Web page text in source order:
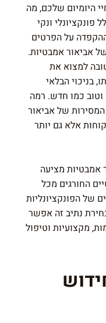
היומיום שלכם, מה
ונקי
על הפרטים
אביאור אמבטיות.
למצוא את
בניכוי הבלאי
וטוב כמו חדש. רמה
של אביאור
אלא גם יותר
אמבטיות מציעה
החורגים מכל
של הפונקציונליות
נתיב זה אפשר
מקצועיות וטיפול